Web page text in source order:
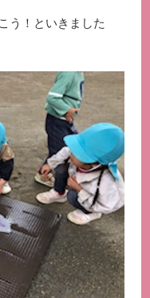
う！といきました